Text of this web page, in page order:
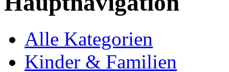
Alle Kategorien
Kinder & Familien